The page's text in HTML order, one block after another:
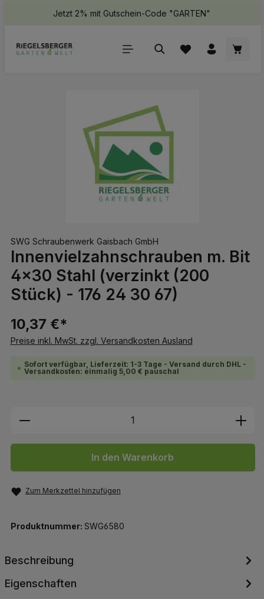
springenJetzt 2% mit Gutschein-Code "GARTEN"
SWG Schraubenwerk Gaisbach GmbH
Innenvielzahnschrauben m. Bit
4x30 Stahl (verzinkt (200
Stück) - 176 24 30 67)
10,37 €*
Preise inkl. MwSt. zzgl. Versandkosten Ausland
Sofort verfügbar, Lieferzeit: 1-3 Tage - Versand durch DHL -
Versandkosten: einmalig 5,00 € pauschal
Produkt Anzahl: Gib den
In den Warenkorb
Zum Merkzettel hinzufügen
Produktnummer: SWG6580
Beschreibung
Eigenschaften